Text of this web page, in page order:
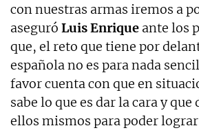
con nuestras armas iremos a
aseguró Luis Enrique ante los
que, el reto que tiene por
española no es para nada
favor cuenta con que en
sabe lo que es dar la cara y que
ellos mismos para poder